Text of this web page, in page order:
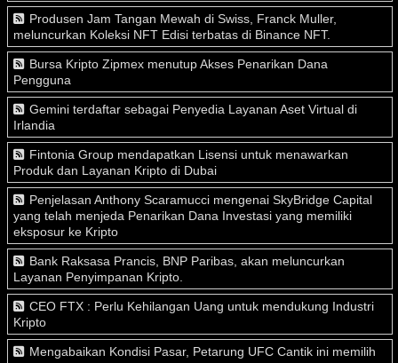
Produsen Jam Tangan Mewah di Swiss, Franck Muller,
meluncurkan Koleksi NFT Edisi terbatas di Binance NFT.
Bursa Kripto Zipmex menutup Akses Penarikan Dana
Pengguna
Gemini terdaftar sebagai Penyedia Layanan Aset Virtual di
Irlandia
Fintonia Group mendapatkan Lisensi untuk menawarkan
Produk dan Layanan Kripto di Dubai
Penjelasan Anthony Scaramucci mengenai SkyBridge Capital
yang telah menjeda Penarikan Dana Investasi yang memiliki
eksposur ke Kripto
Bank Raksasa Prancis, BNP Paribas, akan meluncurkan
Layanan Penyimpanan Kripto.
CEO FTX : Perlu Kehilangan Uang untuk mendukung Industri
Kripto
Mengabaikan Kondisi Pasar, Petarung UFC Cantik ini memilih